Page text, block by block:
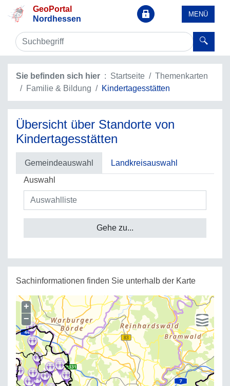
GeoPortal
Nordhessen
MENÜ
Sie befinden sich hier Startseite
Themenkarten
Familie & Bildung
Kindertagesstätten
Übersicht über Standorte von
Kindertagesstätten
Gemeindeauswahl
Landkreisauswahl
Auswahl
Gehe zu...
Sachinformationen finden Sie unterhalb der Karte
+
−